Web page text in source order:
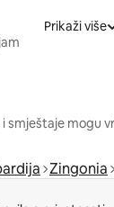
Prikaži više
smještaje mogu
Zingonia